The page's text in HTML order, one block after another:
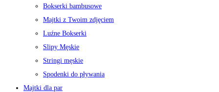
Bokserki bambusowe
Majtki z Twoim zdjęciem
Luźne Bokserki
Slipy Męskie
Stringi męskie
Spodenki do pływania
Majtki dla par